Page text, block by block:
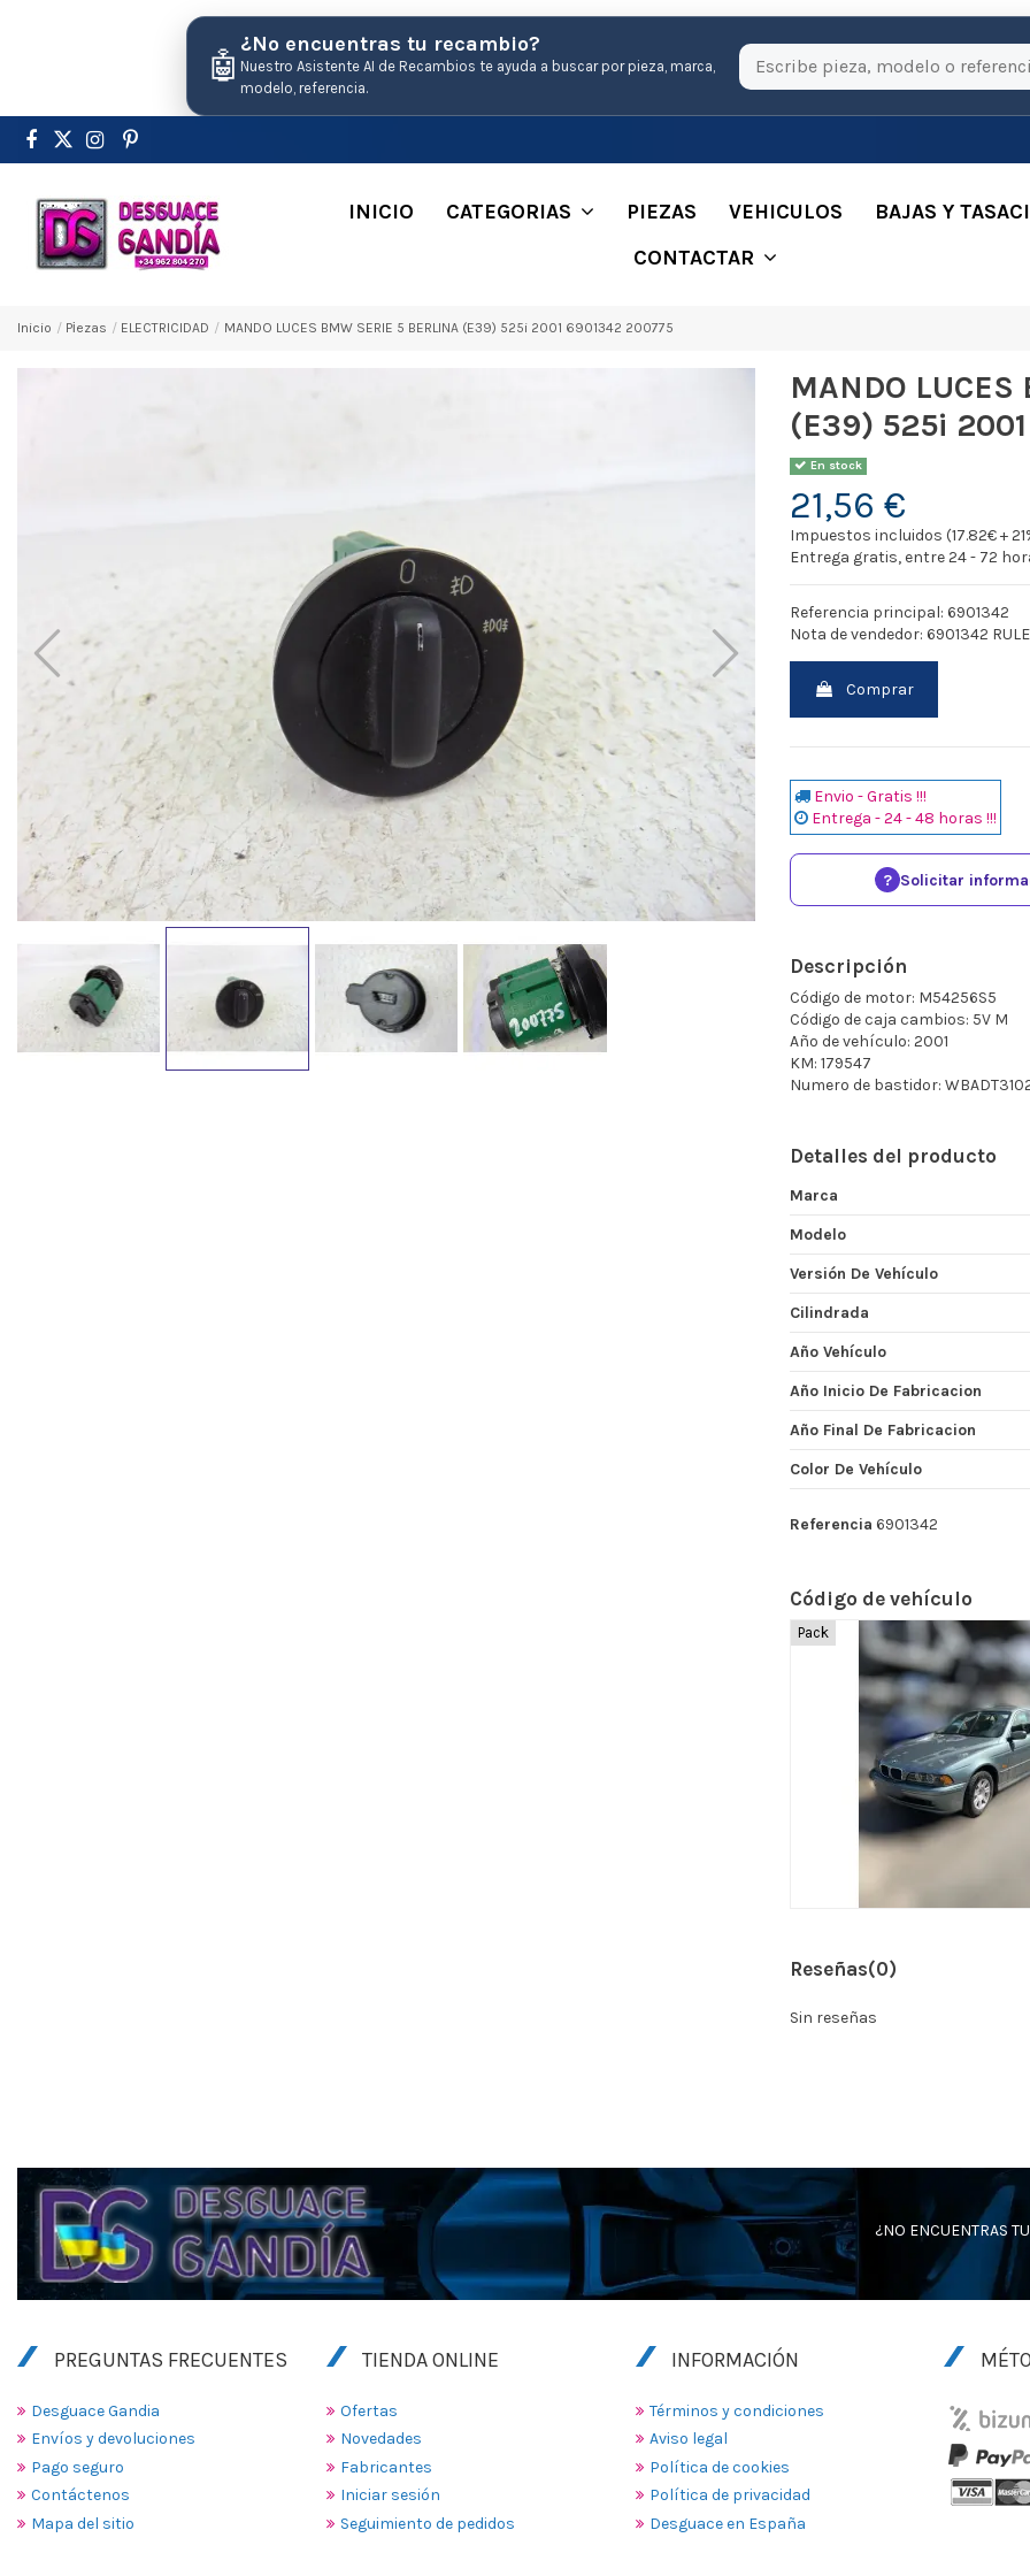
🤖
¿No encuentras tu recambio?
Nuestro Asistente AI de Recambios te ayuda a buscar por pieza, marca,
modelo, referencia.
INICIO CATEGORIAS PIEZAS VEHICULOS
BAJAS Y
CONTACTAR
Inicio Pіezas ELECTRICIDAD MANDO LUCES BMW SERIE 5 BERLINA (E39) 525i 2001 6901342 200775
MANDO
(E39) 525i
En stock
21,56 €
Impuestos incluidos (17.82€ +
Entrega gratis, entre 24 - 72
Referencia principal: 6901342
Nota de vendedor: 6901342
Comprar
Envio - Gratis !!!
Entrega - 24 - 48 horas !!!
? Solicitar
Descripción
Código de motor: M54256S5
Código de caja cambios: 5V M
Año de vehículo: 2001
KM: 179547
Numero de bastidor:
Detalles del producto
Marca
Modelo
Versión De Vehículo
Cilindrada
Año Vehículo
Año Inicio De Fabricacion
Año Final De Fabricacion
Color De Vehículo
Referencia 6901342
Código de vehículo
Pack
Reseñas(0)
Sin reseñas
¿NO ENCUENTRAS
PREGUNTAS FRECUENTES
Desguace Gandia
Envíos y devoluciones
Pago seguro
Contáctenos
Mapa del sitio
TIENDA ONLINE
Ofertas
Novedades
Fabricantes
Iniciar sesión
Seguimiento de pedidos
INFORMACIÓN
Términos y condiciones
Aviso legal
Política de cookies
Política de privacidad
Desguace en España